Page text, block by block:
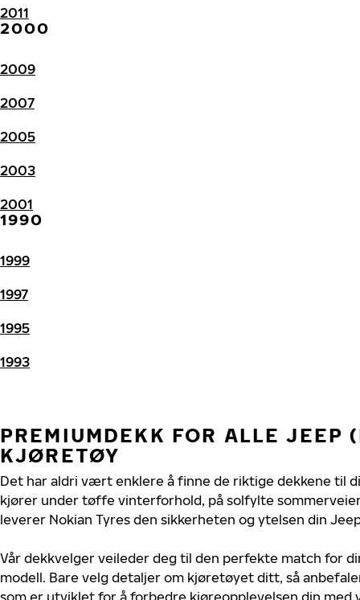
2011
2000
2009
2007
2005
2003
2001
1990
1999
1997
1995
1993
PREMIUMDEKK FOR ALLE JEEP
KJØRETØY
Det har aldri vært enklere å finne de riktige dekkene til
kjører under tøffe vinterforhold, på solfylte
leverer Nokian Tyres den sikkerheten og ytelsen din
Vår dekkvelger veileder deg til den perfekte match for
modell. Bare velg detaljer om kjøretøyet ditt, så
som er utviklet for å forbedre kjøreopplevelsen din med